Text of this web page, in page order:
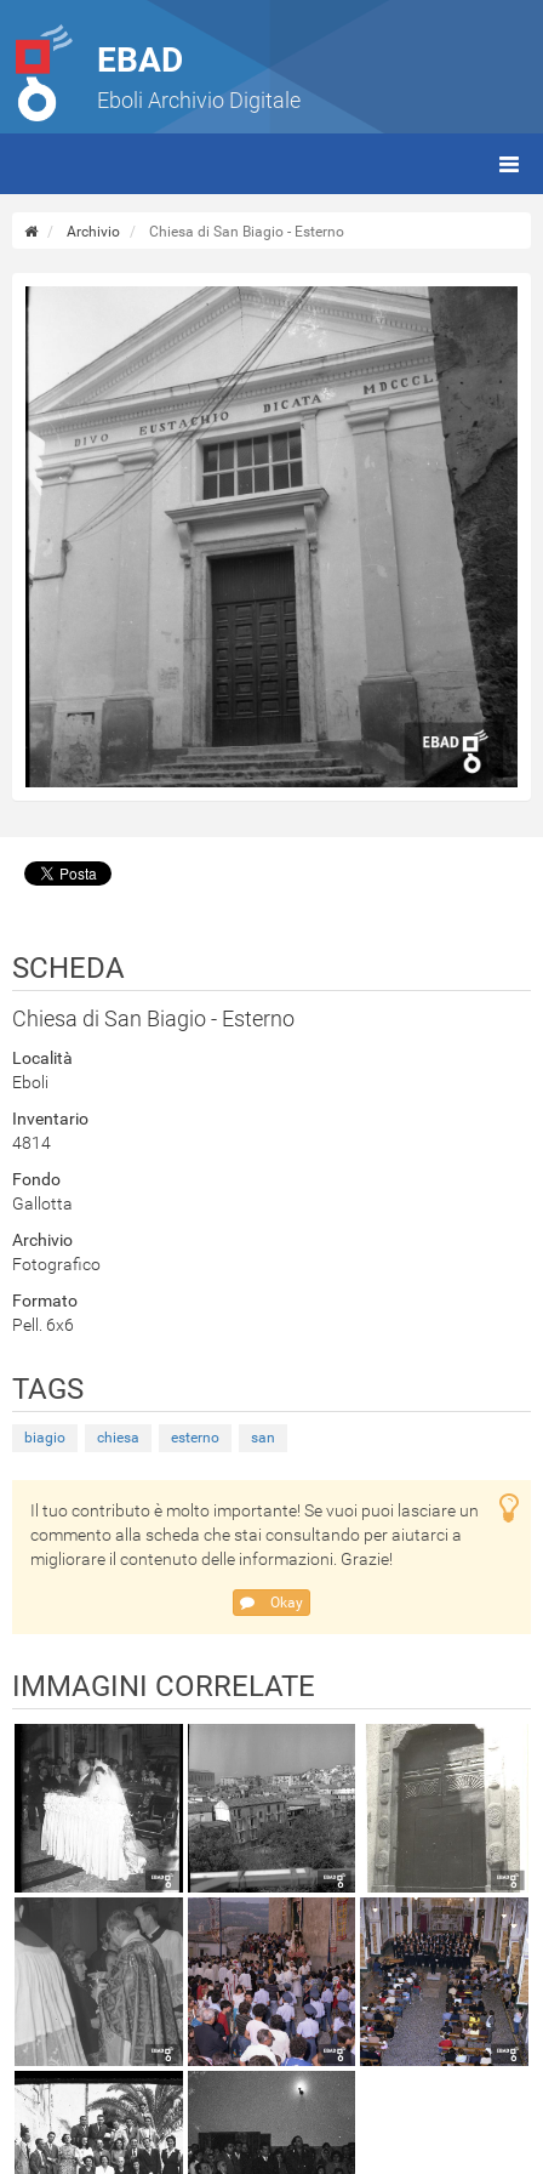
EBAD
Eboli Archivio Digitale
Archivio Chiesa di San Biagio - Esterno
SCHEDA
Chiesa di San Biagio - Esterno
Località
Eboli
Inventario
4814
Fondo
Gallotta
Archivio
Fotografico
Formato
Pell. 6x6
TAGS
biagio chiesa esterno san
Il tuo contributo è molto importante! Se vuoi puoi lasciare un
commento alla scheda che stai consultando per aiutarci a
migliorare il contenuto delle informazioni. Grazie!
Okay
IMMAGINI CORRELATE